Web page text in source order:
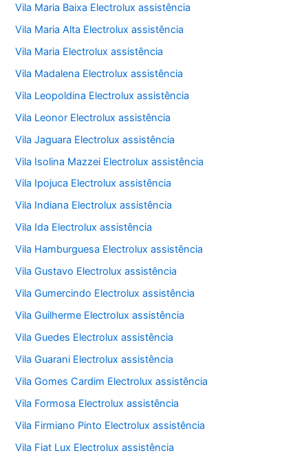
Vila Maria Baixa Electrolux assistência
Vila Maria Alta Electrolux assistência
Vila Maria Electrolux assistência
Vila Madalena Electrolux assistência
Vila Leopoldina Electrolux assistência
Vila Leonor Electrolux assistência
Vila Jaguara Electrolux assistência
Vila Isolina Mazzei Electrolux assistência
Vila Ipojuca Electrolux assistência
Vila Indiana Electrolux assistência
Vila Ida Electrolux assistência
Vila Hamburguesa Electrolux assistência
Vila Gustavo Electrolux assistência
Vila Gumercindo Electrolux assistência
Vila Guilherme Electrolux assistência
Vila Guedes Electrolux assistência
Vila Guarani Electrolux assistência
Vila Gomes Cardim Electrolux assistência
Vila Formosa Electrolux assistência
Vila Firmiano Pinto Electrolux assistência
Vila Fiat Lux Electrolux assistência